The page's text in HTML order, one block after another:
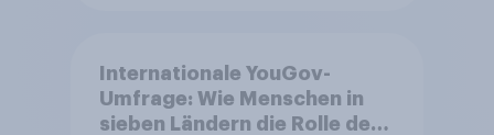
Internationale YouGov-
Umfrage: Wie Menschen in
sieben Ländern die Rolle der